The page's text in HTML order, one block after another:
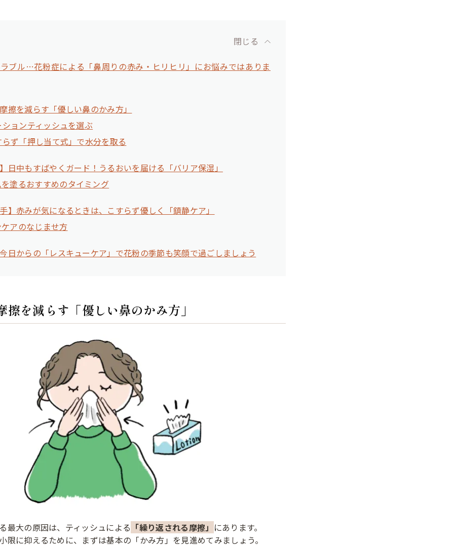
ブル…花粉症による「鼻周りの赤み・ヒリヒリ」にお悩みではありま
擦を減らす「優しい鼻のかみ方」
ョンティッシュを選ぶ
ず「押し当て式」で水分を取る
日中もすばやくガード！うるおいを届ける「バリア保湿」
塗るおすすめのタイミング
】赤みが気になるときは、こすらず優しく「鎮静ケア」
アのなじませ方
日からの「レスキューケア」で花粉の季節も笑顔で過ごしましょう
閉じる
擦を減らす「優しい鼻のかみ方」
最大の原因は、ティッシュによる 「繰り返される摩擦」 にあります。
限に抑えるために、まずは基本の「かみ方」を見進めてみましょう。